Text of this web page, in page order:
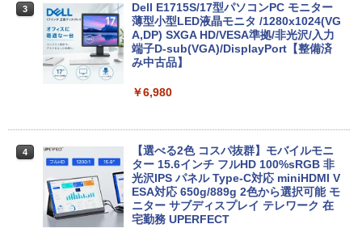
レスイヤホン bluetooth イヤホン V12 小型
軽量 ブルートゥースHi-Fi 最大36時間再生 ぶ
るーとゅーす コードレス ENCノイズキャン
セリング 自動ペアリング Type-C充電 マイク
付き 防水 タッチ式音量調整 スポーツ/通勤/通
Xiaomi シャオミ REDMI Buds 8 Lite ワイヤ
レスイヤホン Bluetooth 5.4 ノイズキャンセ
リング ANC 36時間再生
￥2,980
￥250
On My Road (Stadium ver.)
コカ・コーラ やかんの麦茶 from 爽健美茶 ラ
ベルレス 650mlPET×24本
￥1,653
￥1,625
版ビッグガンガンコミックス)
￥810
ONE PIECE モノクロ版 115 (ジャンプコミッ
【今だけ】全品ポイント10倍 お買い物マ
ラソン★8/4～8/11★中古パソコン ノー
0U メモリ16GB 中古SSD 2.5インチ500
￥29,800
【Windows11】【15.6型大画面】【コス
パ重視モデル】 TOSHIBA dynabook B5
中古パソコン HP ProDesk 400 G7 Small
【Core i3(3.6GHz)/8GB/500GB HDD/Wi
n11Pro】 HP 当社3ヶ月間保証 イオシス
￥18,800
4
中古パソコン | HP | ProOne 600 G5 All-i
n-One | Windows11 | 一体型 | 一年保証
| 第9世代 | Core i3 9100T 3.1(～最大3.7)
GHz | MEM:8GB | SSD:256GB(NVMe) |
DVD-ROM | 無線LAN:なし | Webカメラ
内蔵 | フルHD | Win11Pro64Bit | ACアダ
3
Dell E1715S/17型パソコンPC モニター
薄型小型LED液晶モニタ /1280x1024(VG
A,DP) SXGA HD/VESA準拠/非光沢/入力
端子D-sub(VGA)/DisplayPort【整備済
み中古品】
￥6,980
4
【選べる2色 コスパ抜群】モバイルモニ
ター 15.6インチ フルHD 100%sRGB 非
光沢IPS パネル Type-C対応 miniHDMI V
ESA対応 650g/889g 2色から選択可能 モ
ニター サブディスプレイ テレワーク 在
宅勤務 UPERFECT